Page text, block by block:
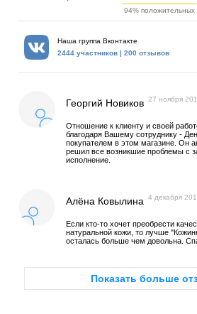
94% положительных
Наша группа Вконтакте
2444 участников | 200 отзывов
Георгий Новиков 27 ноября
Отношение к клиенту и своей
благодаря Вашему сотруднику -
покупателем в этом магазине. Он
решил все возникшие проблемы с
исполнение.
Алёна Ковылина 4 декабря
Если кто-то хочет преобрести
натуральной кожи, то лучше
осталась больше чем довольна.
Показать больше